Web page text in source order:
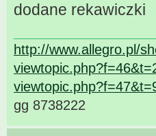
dodane rekawiczki
http://www.allegro.pl/
gg 8738222